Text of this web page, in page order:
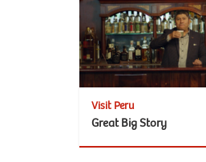
Visit Peru
Great Big Story